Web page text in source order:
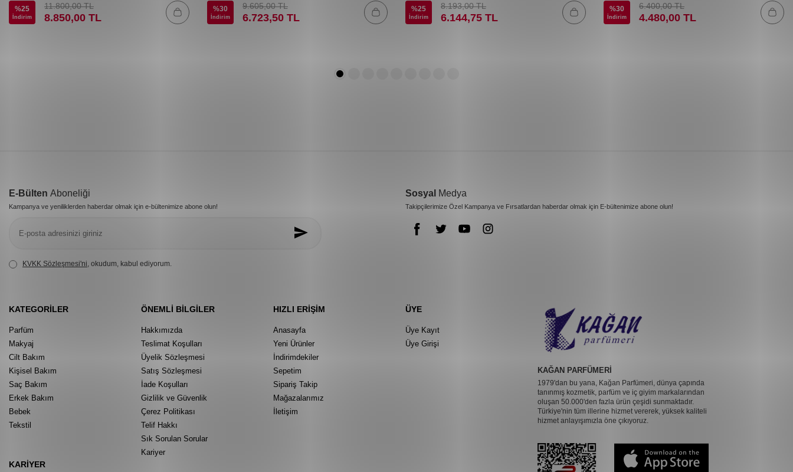
%25
İndirim
11.800,00TL
8.850,00 TL
%30
İndirim
9.605,00TL
6.723,50 TL
%25
İndirim
8.193,00TL
6.144,75 TL
%30
İndirim
6.400,00TL
4.480,00 TL
E-Bülten Aboneliği
Kampanya ve yeniliklerden haberdar olmak için e-bültenimize abone olun!
KVKK Sözleşmesi'ni , okudum, kabul ediyorum.
Sosyal Medya
Takipçilerimize Özel Kampanya ve Fırsatlardan haberdar olmak için E-bültenimize abone olun!
KATEGORILER
Parfüm
Makyaj
Cilt Bakım
Kişisel Bakım
Saç Bakım
Erkek Bakım
Bebek
Tekstil
ÖNEMLI BILGILER
Hakkımızda
Teslimat Koşulları
Üyelik Sözleşmesi
Satış Sözleşmesi
İade Koşulları
Gizlilik ve Güvenlik
Çerez Politikası
Telif Hakkı
Sık Sorulan Sorular
Kariyer
HIZLI ERIŞIM
Anasayfa
Yeni Ürünler
İndirimdekiler
Sepetim
Sipariş Takip
Mağazalarımız
İletişim
ÜYE
Üye Kayıt
Üye Girişi
KARIYER
KAĞAN PARFÜMERİ
1979'dan bu yana, Kağan Parfümeri, dünya çapında
tanınmış kozmetik, parfüm ve iç giyim markalarından
oluşan 50.000'den fazla ürün çeşidi sunmaktadır.
Türkiye'nin tüm illerine hizmet vererek, yüksek kaliteli
hizmet anlayışımızla öne çıkıyoruz.